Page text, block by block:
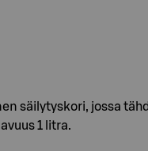
säilytyskori, jossa
1 litra.